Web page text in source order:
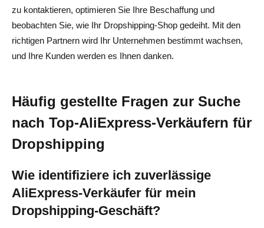
zu kontaktieren, optimieren Sie Ihre Beschaffung und
beobachten Sie, wie Ihr Dropshipping-Shop gedeiht. Mit den
richtigen Partnern wird Ihr Unternehmen bestimmt wachsen,
und Ihre Kunden werden es Ihnen danken.
Häufig gestellte Fragen zur Suche
nach Top-AliExpress-Verkäufern für
Dropshipping
Wie identifiziere ich zuverlässige
AliExpress-Verkäufer für mein
Dropshipping-Geschäft?